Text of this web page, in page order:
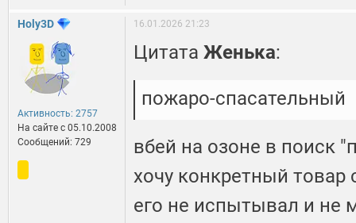
Holy3D
Активность: 2757
На сайте c 05.10.2008
Сообщений: 729
16.01.2026 21:23
Цитата Женька:
пожаро-спасательный
вбей на озоне в поиск
хочу конкретный товар
его не испытывал и не